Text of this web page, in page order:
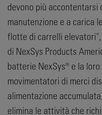
devono più
manutenzione e a carica
flotte di carrelli
di NexSys Products
batterie NexSys® e la loro
movimentatori di merci
alimentazione
elimina le attività che